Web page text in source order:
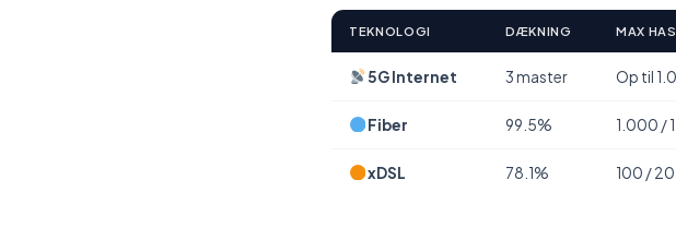
TEKNOLOGI DÆKNING MAX
5G Internet 3 master Op til
Fiber 99.5% 1.000 /
xDSL 78.1% 100 /